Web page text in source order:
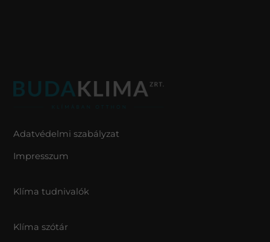
Adatvédelmi szabályzat
Impresszum
Klíma tudnivalók
Klíma szótár